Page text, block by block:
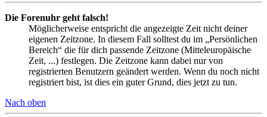
Die Forenuhr geht falsch!
Möglicherweise entspricht die angezeigte Zeit nicht deiner
eigenen Zeitzone. In diesem Fall solltest du im „Persönlichen
Bereich“ die für dich passende Zeitzone (Mitteleuropäische
Zeit, ...) festlegen. Die Zeitzone kann dabei nur von
registrierten Benutzern geändert werden. Wenn du noch nicht
registriert bist, ist dies ein guter Grund, dies jetzt zu tun.
Nach oben